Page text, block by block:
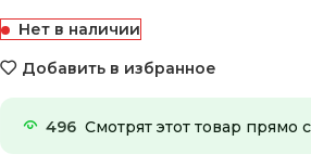
Нет в наличии
Добавить в избранное
496 Смотрят этот товар прямо